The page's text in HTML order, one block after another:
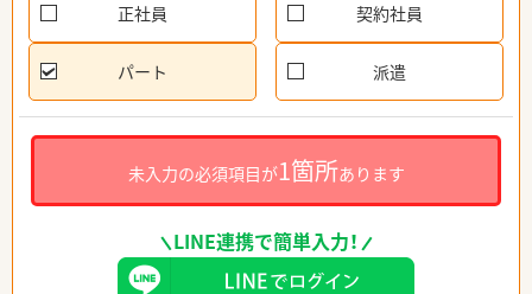
正社員 契約社員
パート 派遣
未入力の必須項目が1箇所あります
LINE連携で簡単入力！